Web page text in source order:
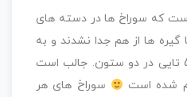
2 ستون است که سوراخ ها در دسته های
گیره ها از هم جدا نشدند و به
هم وصل هستند. 5 ستون 5 تایی در دو ستون. جالب است
شده است سوراخ های هر